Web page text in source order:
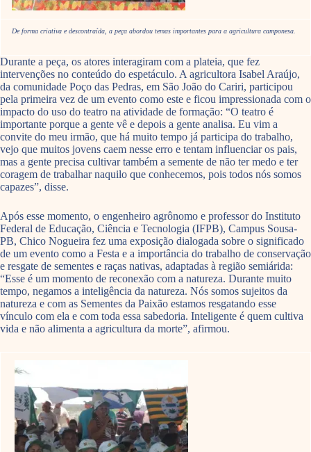
De forma criativa e descontraída, a peça abordou temas importantes para a agricultura camponesa.
Durante a peça, os atores interagiram com a plateia, que fez
intervenções no conteúdo do espetáculo. A agricultora Isabel Araújo,
da comunidade Poço das Pedras, em São João do Cariri, participou
pela primeira vez de um evento como este e ficou impressionada com o
impacto do uso do teatro na atividade de formação: “O teatro é
importante porque a gente vê e depois a gente analisa. Eu vim a
convite do meu irmão, que há muito tempo já participa do trabalho,
vejo que muitos jovens caem nesse erro e tentam influenciar os pais,
mas a gente precisa cultivar também a semente de não ter medo e ter
coragem de trabalhar naquilo que conhecemos, pois todos nós somos
capazes”, disse.
Após esse momento, o engenheiro agrônomo e professor do Instituto
Federal de Educação, Ciência e Tecnologia (IFPB), Campus Sousa-
PB, Chico Nogueira fez uma exposição dialogada sobre o significado
de um evento como a Festa e a importância do trabalho de conservação
e resgate de sementes e raças nativas, adaptadas à região semiárida:
“Esse é um momento de reconexão com a natureza. Durante muito
tempo, negamos a inteligência da natureza. Nós somos sujeitos da
natureza e com as Sementes da Paixão estamos resgatando esse
vínculo com ela e com toda essa sabedoria. Inteligente é quem cultiva
vida e não alimenta a agricultura da morte”, afirmou.